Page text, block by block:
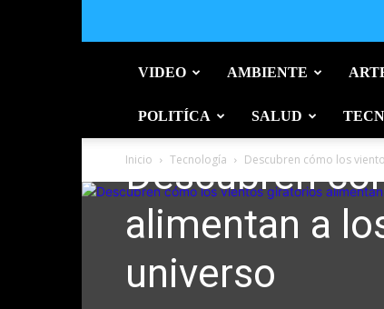
VIDEO AMBIENTE
POLITÍCA SALUD
Inicio Tecnología Descubren cómo los
Descubren
alimentan a
universo